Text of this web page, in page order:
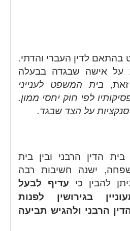
בהתאם לדין העברי והדתי.
על אישה שבגדה בבעלה
בית המשפט לענייני
לפי חוק יחסי ממון.
סנקציות על הצד שבגד.
הדין הרבני ובין בית
ישנה חשיבות רבה
להבין כי עדיף לבעל
בגירושין לפנות
הרבני ולהגיש תביעה